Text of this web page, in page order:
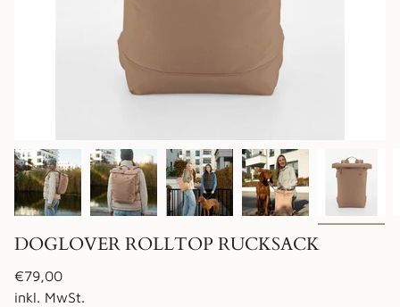
DOGLOVER ROLLTOP RUCKSACK
Regulärer
Preis
€79,00
inkl. MwSt.